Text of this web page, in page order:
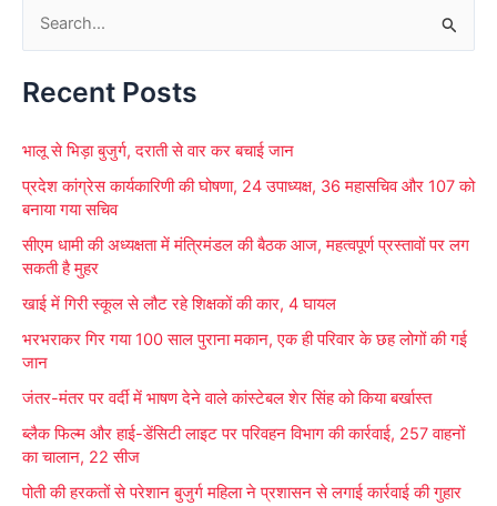
a
c
h
o
Recent Posts
भालू से भिड़ा बुजुर्ग, दराती से वार कर बचाई जान
प्रदेश कांग्रेस कार्यकारिणी की घोषणा, 24 उपाध्यक्ष, 36 महासचिव और 107 को
बनाया गया सचिव
सीएम धामी की अध्यक्षता में मंत्रिमंडल की बैठक आज, महत्वपूर्ण प्रस्तावों पर लग
सकती है मुहर
खाई में गिरी स्कूल से लौट रहे शिक्षकों की कार, 4 घायल
भरभराकर गिर गया 100 साल पुराना मकान, एक ही परिवार के छह लोगों की गई
जान
जंतर-मंतर पर वर्दी में भाषण देने वाले कांस्टेबल शेर सिंह को किया बर्खास्त
ब्लैक फिल्म और हाई-डेंसिटी लाइट पर परिवहन विभाग की कार्रवाई, 257 वाहनों
का चालान, 22 सीज
पोती की हरकतों से परेशान बुजुर्ग महिला ने प्रशासन से लगाई कार्रवाई की गुहार